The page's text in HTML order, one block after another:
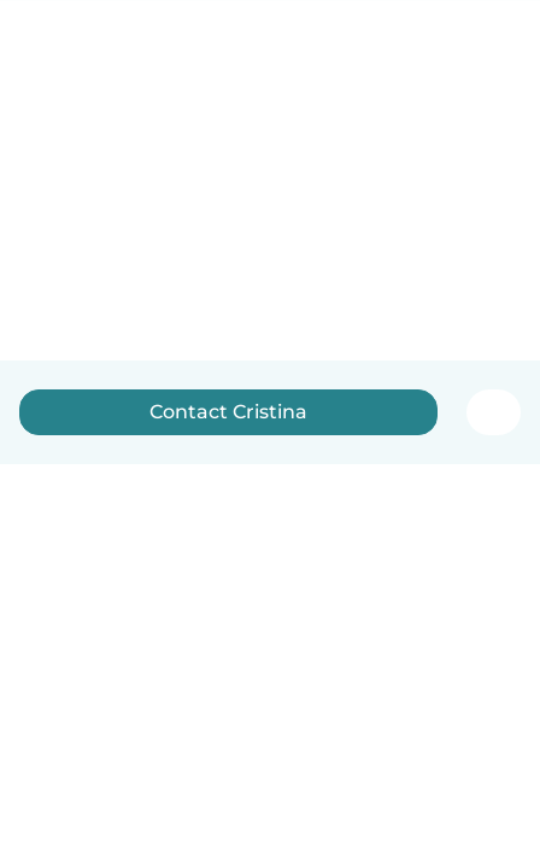
Contact Cristina